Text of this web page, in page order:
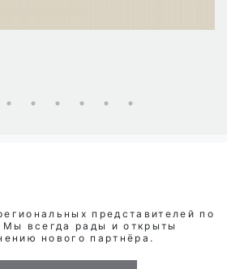
представителей по
всегда рады и открыты
нового партнёра.